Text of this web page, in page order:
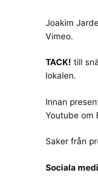
Joakim
Vimeo.
TACK! till
lokalen.
Innan
Youtube om
Saker från
Sociala